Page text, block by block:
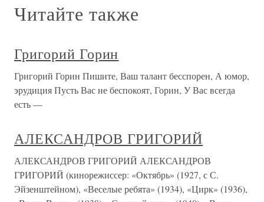
Читайте также
Григорий Горин
Григорий Горин Пишите, Ваш талант бесспорен, А юмор,
эрудиция Пусть Вас не беспокоят, Горин, У Вас всегда
есть —
АЛЕКСАНДРОВ ГРИГОРИЙ
АЛЕКСАНДРОВ ГРИГОРИЙ АЛЕКСАНДРОВ
ГРИГОРИЙ (кинорежиссер: «Октябрь» (1927, с С.
Эйзенштейном), «Веселые ребята» (1934), «Цирк» (1936),